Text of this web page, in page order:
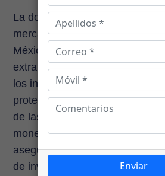
La dolarización del
mercado inmobiliario en
México brinda una capa
extra de seguridad para
los inversores,
protegiendo sus activos
de las fluctuaciones
monetarias y
asegurando un retorno
de inversión más